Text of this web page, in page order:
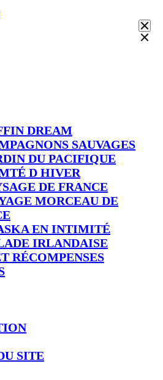
DREAM
SAUVAGES
DU PACIFIQUE
D HIVER​
DE FRANCE
MORCEAU DE
EN INTIMITÉ
IRLANDAISE
RÉCOMPENSES
SITE